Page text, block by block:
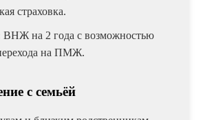
страховка.
ВНЖ на 2 года с возможностью
на ПМЖ.
с семьёй